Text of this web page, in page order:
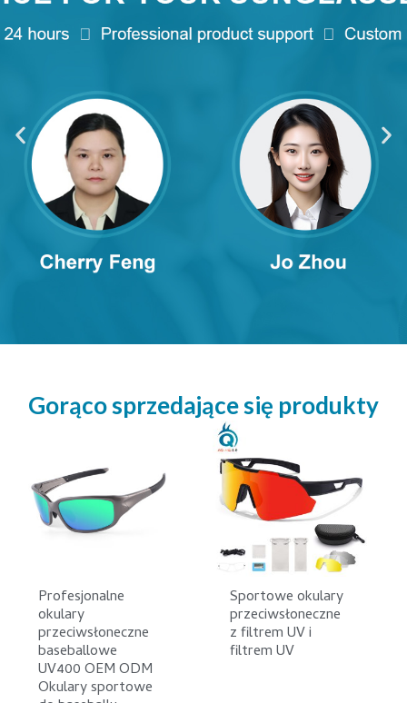
Gorąco sprzedające się produkty
Profesjonalne
okulary
przeciwsłoneczne
baseballowe
UV400 OEM ODM
Okulary sportowe
Sportowe okulary
przeciwsłoneczne
z filtrem UV i
filtrem UV